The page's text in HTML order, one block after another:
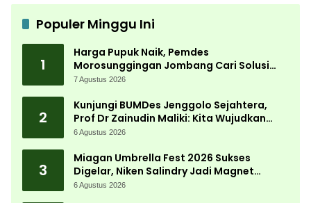
Populer Minggu Ini
1
Harga Pupuk Naik, Pemdes
Morosunggingan Jombang Cari Solusi
Lewat Kajian Akademik
7 Agustus 2026
2
Kunjungi BUMDes Jenggolo Sejahtera,
Prof Dr Zainudin Maliki: Kita Wujudkan
Kemandirian Ekonomi dengan Potensi
6 Agustus 2026
3
Miagan Umbrella Fest 2026 Sukses
Digelar, Niken Salindry Jadi Magnet
Ribuan Pengunjung
6 Agustus 2026